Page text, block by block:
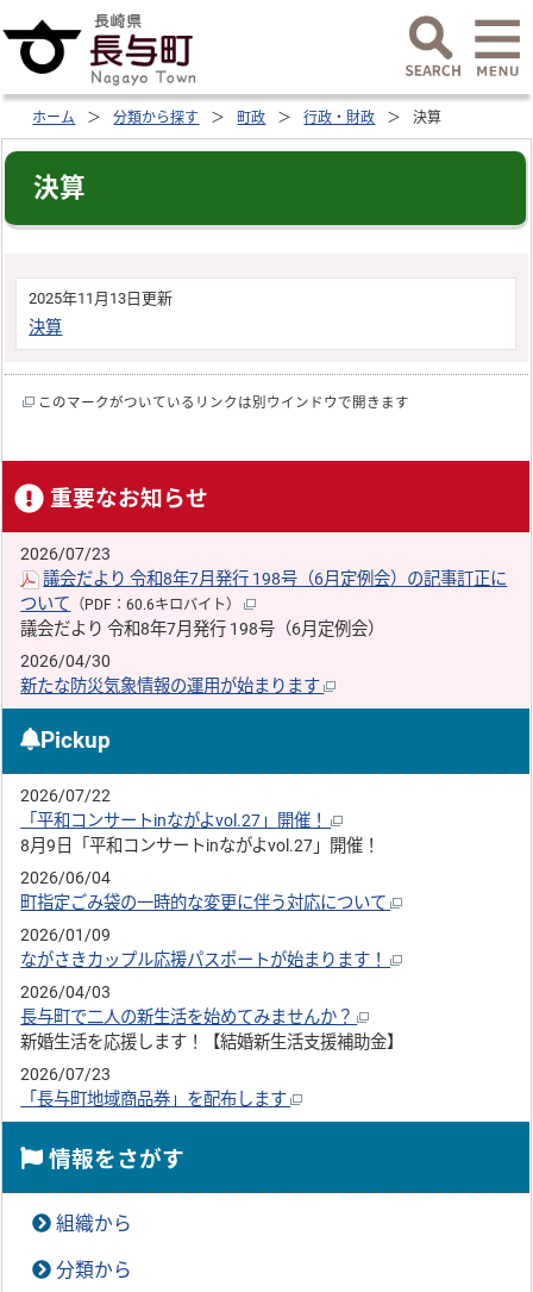
ホーム 分類から探す 町政 行政・財政 決算
決算
2025年11月13日更新
決算
このマークがついているリンクは別ウインドウで開きます
重要なお知らせ
2026/07/23
議会だより 令和8年7月発行 198号（6月定例会）の記事訂正に
ついて （PDF：60.6キロバイト）
議会だより 令和8年7月発行 198号（6月定例会）
2026/04/30
新たな防災気象情報の運用が始まります
Pickup
2026/07/22
「平和コンサートinながよvol.27」開催！
8月9日「平和コンサートinながよvol.27」開催！
2026/06/04
町指定ごみ袋の一時的な変更に伴う対応について
2026/01/09
ながさきカップル応援パスポートが始まります！
2026/04/03
長与町で二人の新生活を始めてみませんか？
新婚生活を応援します！【結婚新生活支援補助金】
2026/07/23
「長与町地域商品券」を配布します
情報をさがす
組織から
分類から